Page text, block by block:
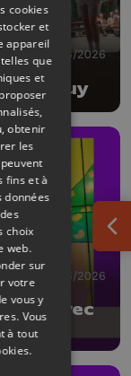
20/06/2026
de Huy
19/06/2026
avec
cookies
et
appareil
que
et
obtenir
les
peuvent
fins et à
données
choix
web.
sur
votre
vous y
. Vous
à tout
.